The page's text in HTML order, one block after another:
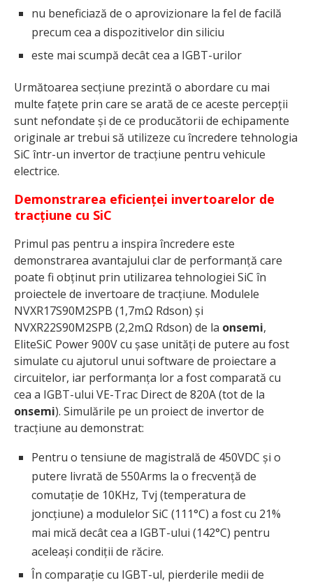
nu beneficiază de o aprovizionare la fel de facilă
precum cea a dispozitivelor din siliciu
este mai scumpă decât cea a IGBT-urilor
Următoarea secțiune prezintă o abordare cu mai
multe fațete prin care se arată de ce aceste percepții
sunt nefondate și de ce producătorii de echipamente
originale ar trebui să utilizeze cu încredere tehnologia
SiC într-un invertor de tracțiune pentru vehicule
electrice.
Demonstrarea eficienței invertoarelor de
tracțiune cu SiC
Primul pas pentru a inspira încredere este
demonstrarea avantajului clar de performanță care
poate fi obținut prin utilizarea tehnologiei SiC în
proiectele de invertoare de tracțiune. Modulele
NVXR17S90M2SPB (1,7mΩ Rdson) și
NVXR22S90M2SPB (2,2mΩ Rdson) de la onsemi,
EliteSiC Power 900V cu șase unități de putere au fost
simulate cu ajutorul unui software de proiectare a
circuitelor, iar performanța lor a fost comparată cu
cea a IGBT-ului VE-Trac Direct de 820A (tot de la
onsemi). Simulările pe un proiect de invertor de
tracțiune au demonstrat:
Pentru o tensiune de magistrală de 450VDC și o
putere livrată de 550Arms la o frecvență de
comutație de 10KHz, Tvj (temperatura de
joncțiune) a modulelor SiC (111°C) a fost cu 21%
mai mică decât cea a IGBT-ului (142°C) pentru
aceleași condiții de răcire.
În comparație cu IGBT-ul, pierderile medii de